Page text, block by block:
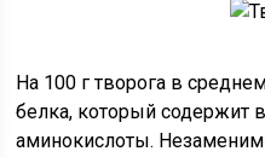
На 100 г творога в
белка, который содержит
аминокислоты.